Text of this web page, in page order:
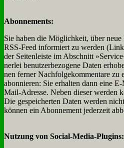
Abon­ne­ments:
Sie ha­ben die Mög­lich­keit, über
RSS-Feed in­for­miert zu wer­den
der Sei­ten­lei­ste im Ab­schnitt
ner­lei be­nut­zer­be­zo­ge­ne Da­ten
nen fer­ner Nach­fol­ge­kom­men­ta­re zu
abon­nie­ren: Sie er­hal­ten dann ei­ne
Mail-Adres­se. Ne­ben die­ser wer­den
Die ge­spei­cher­ten Da­ten wer­den
kön­nen ein Abon­ne­ment je­der­zeit
Nut­zung von So­cial-Me­dia-Plug­ins: